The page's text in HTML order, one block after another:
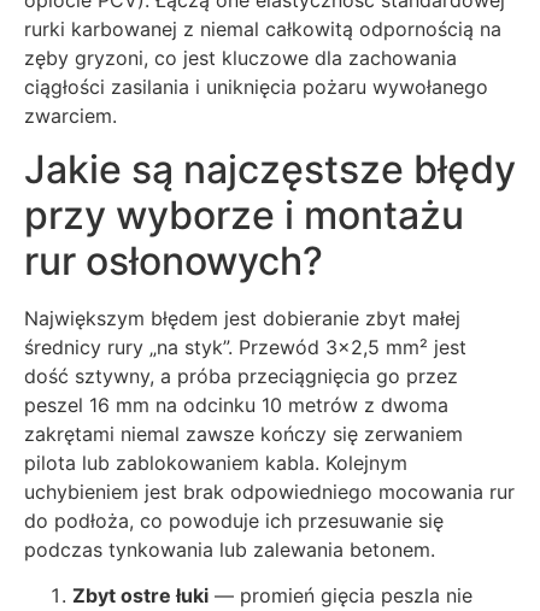
rurki karbowanej z niemal całkowitą odpornością na
zęby gryzoni, co jest kluczowe dla zachowania
ciągłości zasilania i uniknięcia pożaru wywołanego
zwarciem.
Jakie są najczęstsze błędy
przy wyborze i montażu
rur osłonowych?
Największym błędem jest dobieranie zbyt małej
średnicy rury „na styk”. Przewód 3×2,5 mm² jest
dość sztywny, a próba przeciągnięcia go przez
peszel 16 mm na odcinku 10 metrów z dwoma
zakrętami niemal zawsze kończy się zerwaniem
pilota lub zablokowaniem kabla. Kolejnym
uchybieniem jest brak odpowiedniego mocowania rur
do podłoża, co powoduje ich przesuwanie się
podczas tynkowania lub zalewania betonem.
Zbyt ostre łuki — promień gięcia peszla nie